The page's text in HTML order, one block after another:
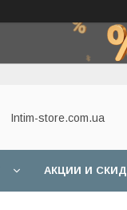
Intim-store.com.ua
АКЦИИ И